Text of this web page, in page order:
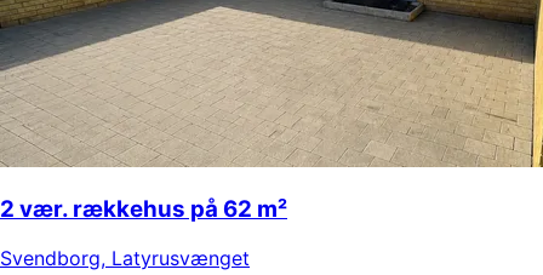
2 vær. rækkehus på 62 m²
Svendborg, Latyrusvænget